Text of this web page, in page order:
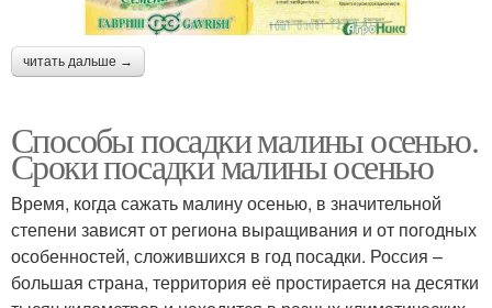
читать дальше →
Способы посадки малины осенью.
Сроки посадки малины осенью
Время, когда сажать малину осенью, в значительной
степени зависят от региона выращивания и от погодных
особенностей, сложившихся в год посадки. Россия –
большая страна, территория её простирается на десятки